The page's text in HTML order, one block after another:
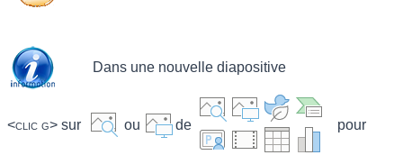
Dans une nouvelle diapositive
<clic g> sur ou de pour